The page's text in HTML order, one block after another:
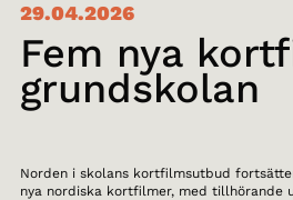
29.04.2026
Fem nya
grundskolan
Norden i skolans kortfilmsutbud
nya nordiska kortfilmer, med tillhörande